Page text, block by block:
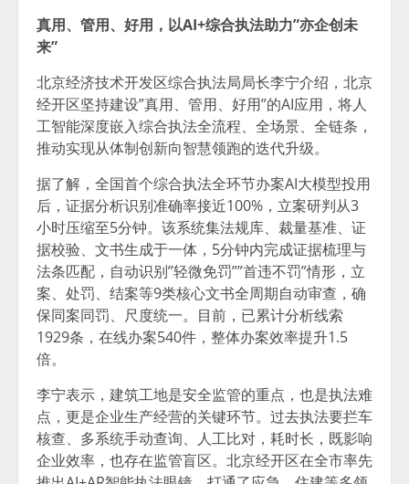
真用、管用、好用， 以AI+综合执法助力”亦企创未
来”
北京经济技术开发区综合执法局局长李宁介绍，北京
经开区坚持建设”真用、管用、好用”的AI应用，将人
工智能深度嵌入综合执法全流程、全场景、全链条，
推动实现从体制创新向智慧领跑的迭代升级。
据了解，全国首个综合执法全环节办案AI大模型投用
后，证据分析识别准确率接近100%，立案研判从3
小时压缩至5分钟。该系统集法规库、裁量基准、证
据校验、文书生成于一体，5分钟内完成证据梳理与
法条匹配，自动识别”轻微免罚””首违不罚”情形，立
案、处罚、结案等9类核心文书全周期自动审查，确
保同案同罚、尺度统一。目前，已累计分析线索
1929条，在线办案540件，整体办案效率提升1.5
倍。
李宁表示，建筑工地是安全监管的重点，也是执法难
点，更是企业生产经营的关键环节。过去执法要拦车
核查、多系统手动查询、人工比对，耗时长，既影响
企业效率，也存在监管盲区。北京经开区在全市率先